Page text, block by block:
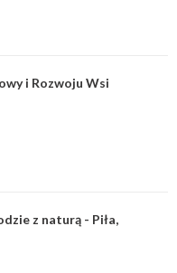
i Rozwoju Wsi
z naturą - Piła,